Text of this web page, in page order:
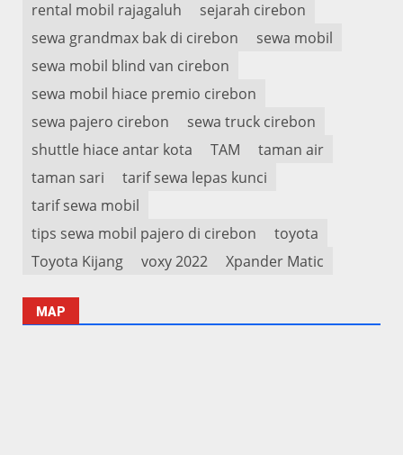
rental mobil rajagaluh
sejarah cirebon
sewa grandmax bak di cirebon
sewa mobil
sewa mobil blind van cirebon
sewa mobil hiace premio cirebon
sewa pajero cirebon
sewa truck cirebon
shuttle hiace antar kota
TAM
taman air
taman sari
tarif sewa lepas kunci
tarif sewa mobil
tips sewa mobil pajero di cirebon
toyota
Toyota Kijang
voxy 2022 Xpander Matic
MAP